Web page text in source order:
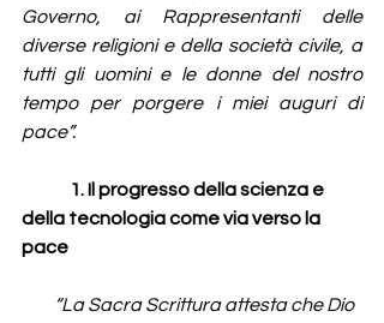
Governo, ai Rappresentanti delle
diverse religioni e della società civile, a
tutti gli uomini e le donne del nostro
tempo per porgere i miei auguri di
pace”.
	1.
Il progresso della scienza e
della tecnologia come via verso la
pace
“La Sacra Scrittura attesta che Dio